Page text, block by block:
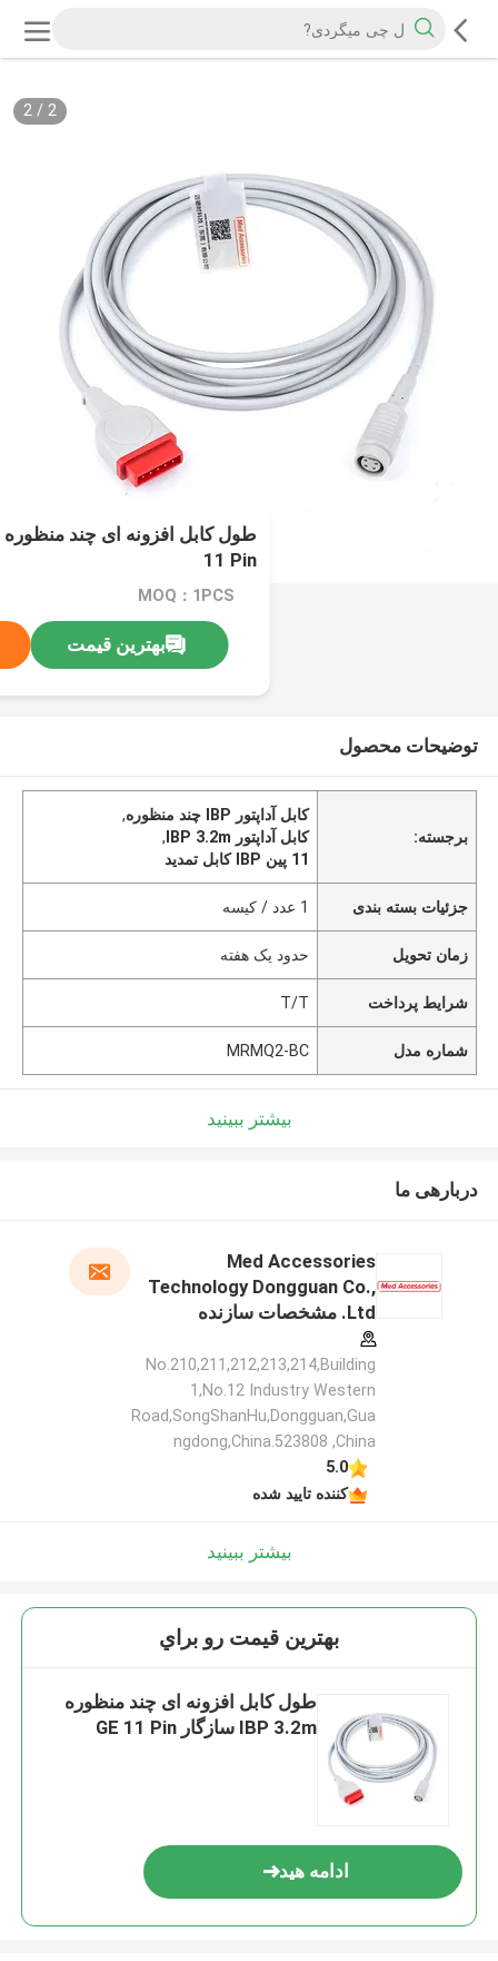
2
/
2
11 Pin
MOQ：1PCS
بهترین قیمت
توضیحات محصول
برجسته:
کابل آداپتور IBP چند منظوره
,
کابل آداپتور IBP 3.2m
,
11 پین IBP کابل تمدید
جزئیات بسته بندی 1 عدد / کیسه
زمان تحویل حدود یک هفته
شرایط پرداخت T/T
شماره مدل MRMQ2-BC
بیشتر ببینید
دربارهی ما
Med Accessories
Technology Dongguan Co.,
Ltd. مشخصات سازنده
No.210,211,212,213,214,Building
1,No.12 Industry Western
Road,SongShanHu,Dongguan,Gua
ngdong,China.523808 ,China
5.0
کننده تایید شده
بیشتر ببینید
بهترين قيمت رو براي
طول کابل افزونه ای چند منظوره
IBP 3.2m سازگار GE 11 Pin
ادامه هید